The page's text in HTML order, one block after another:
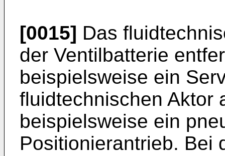
[0015] Das
der Ventilbatterie
beispielsweise ein
fluidtechnischen Aktor
beispielsweise ein
Positionierantrieb. Bei